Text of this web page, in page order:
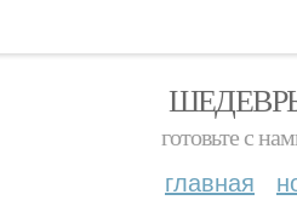
готовьте с
главная